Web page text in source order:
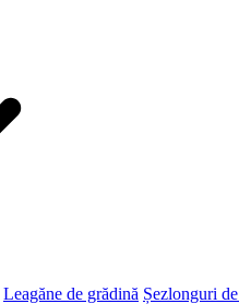
Leagăne de grădină Șezlonguri